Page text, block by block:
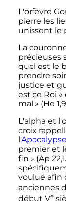
L'orfèvre
pierre les
unissent le
La
précieuses
quel est le
prendre
justice et
est ce Roi «
mal » (He
L'alpha et
croix
l'Apocalypse
premier et
fin » (Ap
voulue afin
anciennes
début Ve